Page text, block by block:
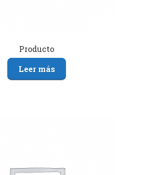
Producto
Leer más